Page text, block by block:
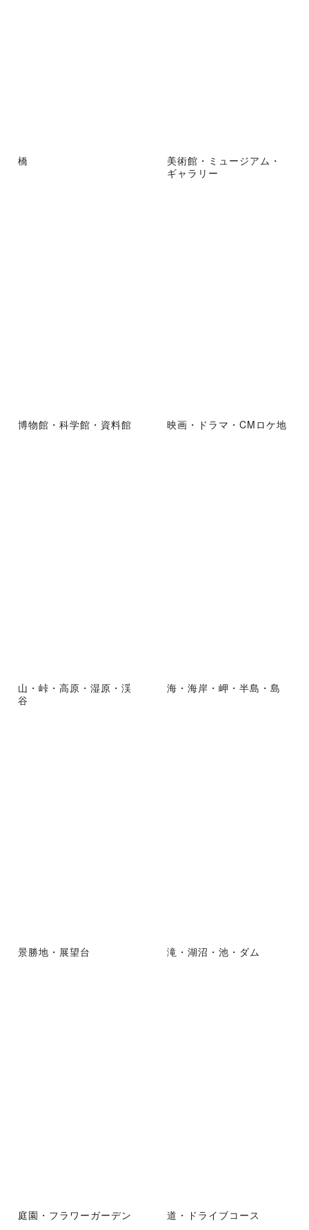
橋
美術館・ミュージアム・
ギャラリー
博物館・科学館・資料館 映画・ドラマ・CMロケ地
山・峠・高原・湿原・渓
谷
海・海岸・岬・半島・島
景勝地・展望台 滝・湖沼・池・ダム
庭園・フラワーガーデン 道・ドライブコース